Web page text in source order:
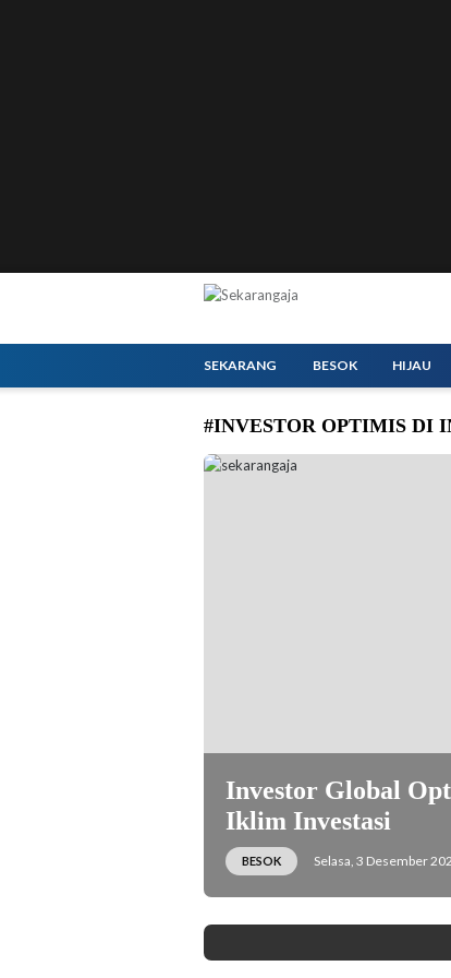
SEKARANG BESOK HIJAU
#INVESTOR OPTIMIS DI
Menteri Investasi dan Hilirisasi/Kepala
Investor Global
Iklim Investasi
BESOK Selasa, 3 Desember